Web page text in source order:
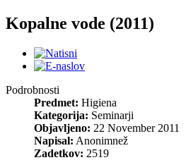
Kopalne vode (2011)
Podrobnosti
Predmet: Higiena
Kategorija: Seminarji
Objavljeno: 22 November 2011
Napisal: Anonimnež
Zadetkov: 2519